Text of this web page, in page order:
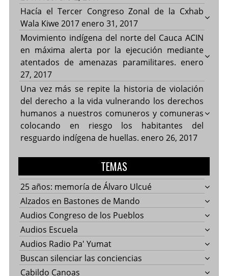
Hacía el Tercer Congreso Zonal de la Cxhab
Wala Kiwe 2017 enero 31, 2017
Movimiento indígena del norte del Cauca ACIN
en máxima alerta por la ejecución mediante
atentados de amenazas paramilitares. enero
27, 2017
Una vez más se repite la historia de violación
del derecho a la vida vulnerando los derechos
humanos a nuestros comuneros y comuneras
colocando en riesgo los habitantes del
resguardo indígena de huellas. enero 26, 2017
TEMAS
25 años: memoría de Álvaro Ulcué
Alzados en Bastones de Mando
Audios Congreso de los Pueblos
Audios Escuela
Audios Radio Pa' Yumat
Buscan silenciar las conciencias
Cabildo Canoas